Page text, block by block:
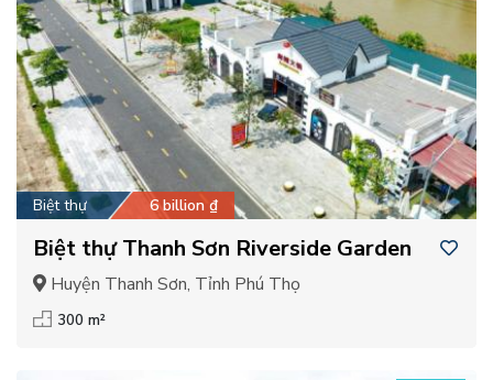
Biệt thự 6 billion ₫
Biệt thự Thanh Sơn Riverside Garden
Huyện Thanh Sơn, Tỉnh Phú Thọ
300 m²